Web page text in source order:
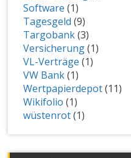
Software (1)
Tagesgeld (9)
Targobank(3)
Versicherung(1)
VL-Verträge (1)
VW Bank(1)
Wertpapierdepot(11)
Wikifolio (1)
wüstenrot(1)